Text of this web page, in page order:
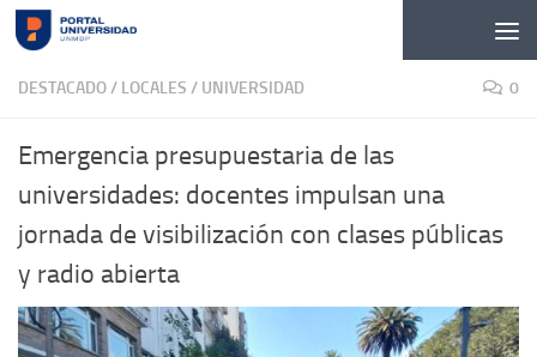
Skip to content
DESTACADO/ LOCALES / UNIVERSIDAD 0
Emergencia presupuestaria de las
universidades: docentes impulsan una
jornada de visibilización con clases públicas
y radio abierta